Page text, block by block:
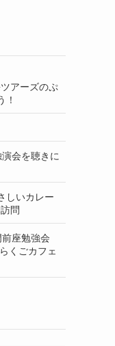
アーズのぷ
！
会を聴きに
しいカレー
問
座勉強会
くごカフェ